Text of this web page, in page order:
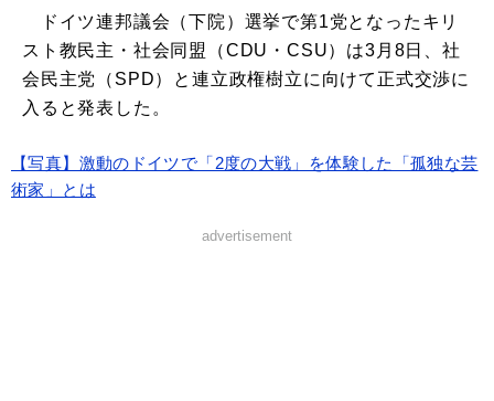
ドイツ連邦議会（下院）選挙で第1党となったキリ
スト教民主・社会同盟（CDU・CSU）は3月8日、社
会民主党（SPD）と連立政権樹立に向けて正式交渉に
入ると発表した。
【写真】激動のドイツで「2度の大戦」を体験した「孤独な芸
術家」とは
advertisement